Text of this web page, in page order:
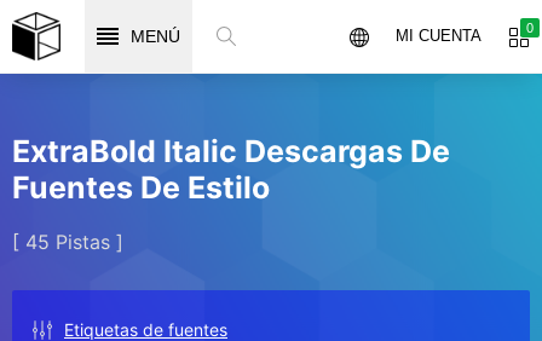
MENÚ 0
MI CUENTA
ExtraBold Italic Descargas De
Fuentes De Estilo
[ 45 Pistas ]
Etiquetas de fuentes